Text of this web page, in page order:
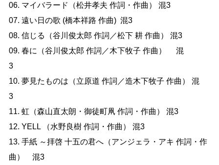
06. マイバラード（松井孝夫 作詞・作曲） 混3
07. 遠い日の歌 (橋本祥路 作曲)  混3
08. 信じる（谷川俊太郎 作詞／松下 耕 作曲） 混3
09. 春に（谷川俊太郎 作詞／木下牧子 作曲）　 混
3
10. 夢見たものは（立原道 作詞／造木下牧子 作曲） 混
3
11. 虹（森山直太朗・御徒町凧 作詞・作曲） 混3
12. YELL （水野良樹 作詞・作曲） 混3
13. 手紙 ～拝啓 十五の君へ（アンジェラ・アキ 作詞・作
曲）　混3